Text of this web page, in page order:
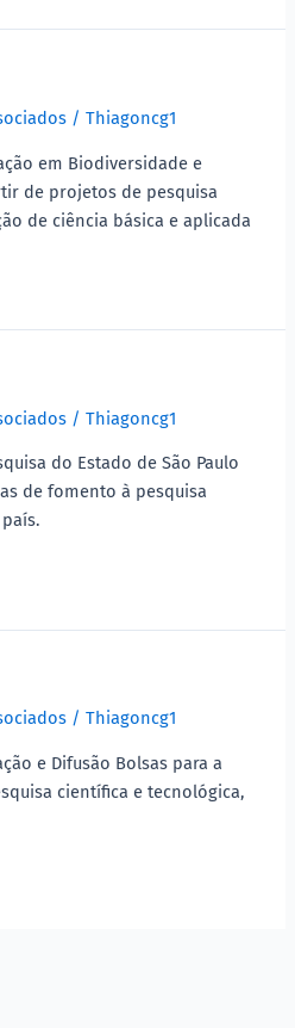
/Thiagoncg1
em Biodiversidade e
de projetos de pesquisa
de ciência básica e aplicada
/Thiagoncg1
do Estado de São Paulo
de fomento à pesquisa
/Thiagoncg1
e Difusão Bolsas para a
científica e tecnológica,